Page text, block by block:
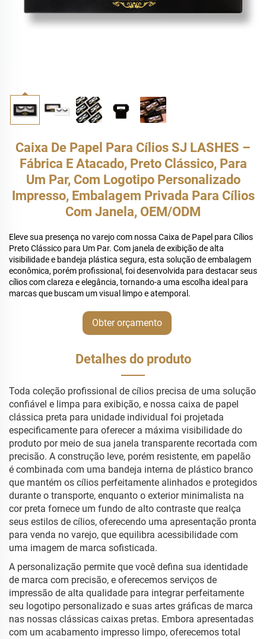
Caixa De Papel Para Cílios SJ LASHES –
Fábrica E Atacado, Preto Clássico, Para
Um Par, Com Logotipo Personalizado
Impresso, Embalagem Privada Para Cílios
Com Janela, OEM/ODM
Eleve sua presença no varejo com nossa Caixa de Papel para Cílios
Preto Clássico para Um Par. Com janela de exibição de alta
visibilidade e bandeja plástica segura, esta solução de embalagem
econômica, porém profissional, foi desenvolvida para destacar seus
cílios com clareza e elegância, tornando-a uma escolha ideal para
marcas que buscam um visual limpo e atemporal.
Obter orçamento
Detalhes do produto
Toda coleção profissional de cílios precisa de uma solução
confiável e limpa para exibição, e nossa caixa de papel
clássica preta para unidade individual foi projetada
especificamente para oferecer a máxima visibilidade do
produto por meio de sua janela transparente recortada com
precisão. A construção leve, porém resistente, em papelão
é combinada com uma bandeja interna de plástico branco
que mantém os cílios perfeitamente alinhados e protegidos
durante o transporte, enquanto o exterior minimalista na
cor preta fornece um fundo de alto contraste que realça
seus estilos de cílios, oferecendo uma apresentação pronta
para venda no varejo, que equilibra acessibilidade com
uma imagem de marca sofisticada.
A personalização permite que você defina sua identidade
de marca com precisão, e oferecemos serviços de
impressão de alta qualidade para integrar perfeitamente
seu logotipo personalizado e suas artes gráficas de marca
nas nossas clássicas caixas pretas. Embora apresentadas
com um acabamento impresso limpo, oferecemos total